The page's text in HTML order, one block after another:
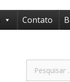
Contato